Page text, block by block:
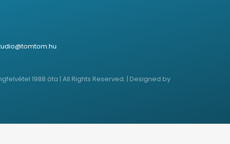
1988 óta | All Rights Reserved. | Designed by